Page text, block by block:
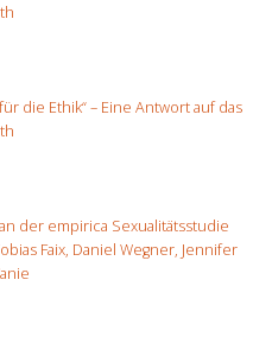
die Ethik“ – Eine Antwort auf das
der empirica Sexualitätsstudie
Faix, Daniel Wegner, Jennifer